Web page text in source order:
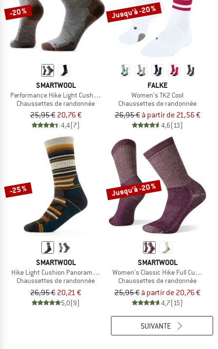
-20 %
SMARTWOOL
Performance Hike Light Cushion Mid Crew
Chaussettes de randonnée
25,95 € 20,76 €
4,4(7)
Jusqu'à -20 %
FALKE
Women's TK2 Cool
Chaussettes de randonnée
26,95 € à partir de 21,56 €
4,6(13)
-25 %
SMARTWOOL
Hike Light Cushion Panorama Crew
Chaussettes de randonnée
26,95 € 20,21 €
5,0(9)
Jusqu'à -20 %
SMARTWOOL
Women's Classic Hike Full Cushion
Chaussettes de randonnée
25,95 € à partir de 20,76 €
4,7(15)
SUIVANTE